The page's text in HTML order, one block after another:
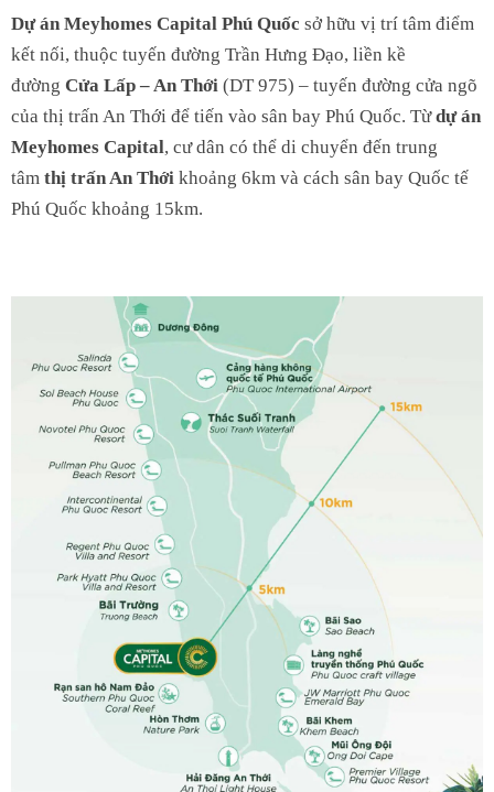
Dự án Meyhomes Capital Phú Quốc sở hữu vị trí tâm điểm
kết nối, thuộc tuyến đường Trần Hưng Đạo, liền kề
đường Cửa Lấp – An Thới (DT 975) – tuyến đường cửa ngõ
của thị trấn An Thới để tiến vào sân bay Phú Quốc. Từdự án
Meyhomes Capital, cư dân có thể di chuyển đến trung
tâm thị trấn An Thới khoảng 6km và cách sân bay Quốc tế
Phú Quốc khoảng 15km.